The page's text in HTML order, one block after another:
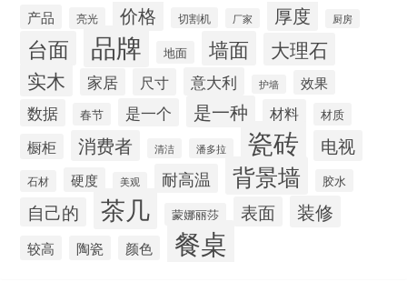
产品 亮光 价格 切割机 厂家 厚度 厨房
台面 品牌 地面 墙面
大理石
实木
家居 尺寸 意大利 护墙 效果
数据 春节 是一个 是一种 材料 材质
橱柜 消费者 清洁 潘多拉 瓷砖 电视
石材 硬度 美观 耐高温 背景墙 胶水
自己的 茶几 蒙娜丽莎 表面 装修
较高 陶瓷 颜色 餐桌